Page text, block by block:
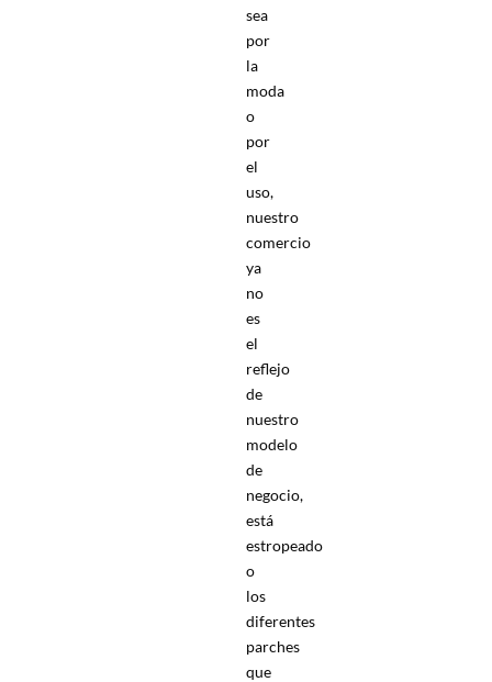
sea
por
la
moda
o
por
el
uso,
nuestro
comercio
ya
no
es
el
reflejo
de
nuestro
modelo
de
negocio,
está
estropeado
o
los
diferentes
parches
que